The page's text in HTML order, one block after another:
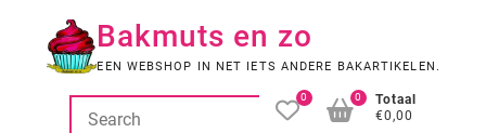
Bakmuts en zo
EEN WEBSHOP IN NET IETS ANDERE BAKARTIKELEN.
0
Totaal
€0,00
0